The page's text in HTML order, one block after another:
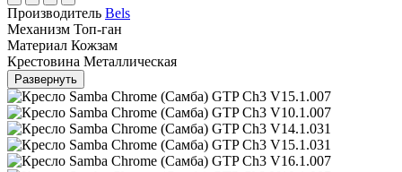
Производитель Bels
Механизм Топ-ган
Материал Кожзам
Крестовина Металлическая
Развернуть